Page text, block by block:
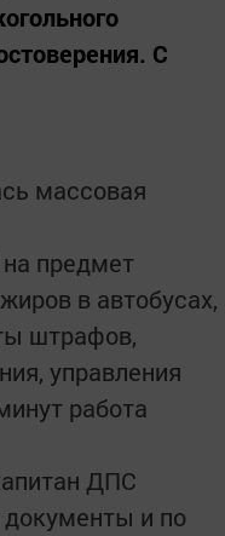
С
массовая
предмет
в автобусах,
штрафов,
управления
работа
ДПС
и по